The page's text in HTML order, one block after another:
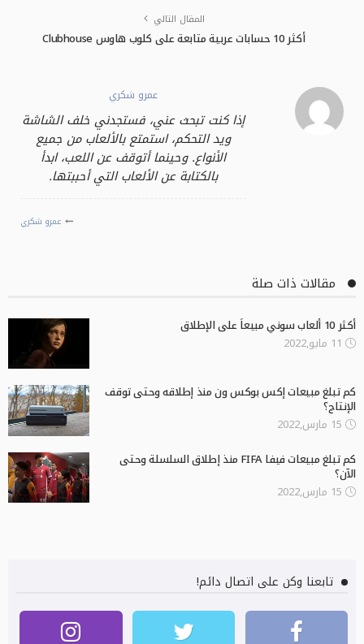
المقال التالي
أكثر 10 حسابات عربية متابعة على كلوب هاوس Clubhouse
عمرو شكري
إذا كنت تبحث عني، فستجدني خلف الشاشة
ويد التحكم، استمتع بالألعاب من جميع
الأنواع. وحينما أتوقف عن اللعب، ابدأ
بالكتابة عن الألعاب التي أحببتها.
عمرو شكري
مقالات ذات صلة
أكثر 10 ألعاب سوني مبيعاً على الإطلاق
11 مايو,2022
كم تبلغ مبيعات إكس بوكس ون منذ إطلاقه وحتى توقف
الإنتاج؟
15 مارس,2022
كم تبلغ مبيعات فيفا FIFA منذ إطلاق السلسلة وحتى
الآن؟
15 مارس,2022
تابعنا وكن على اتصال دائم!